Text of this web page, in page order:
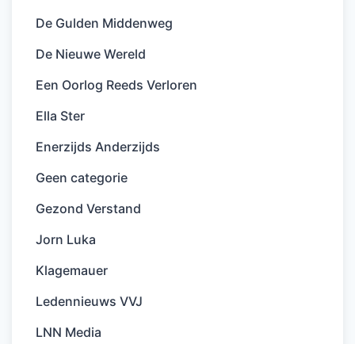
De Gulden Middenweg
De Nieuwe Wereld
Een Oorlog Reeds Verloren
Ella Ster
Enerzijds Anderzijds
Geen categorie
Gezond Verstand
Jorn Luka
Klagemauer
Ledennieuws VVJ
LNN Media